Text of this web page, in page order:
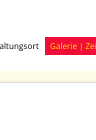
Galerie |